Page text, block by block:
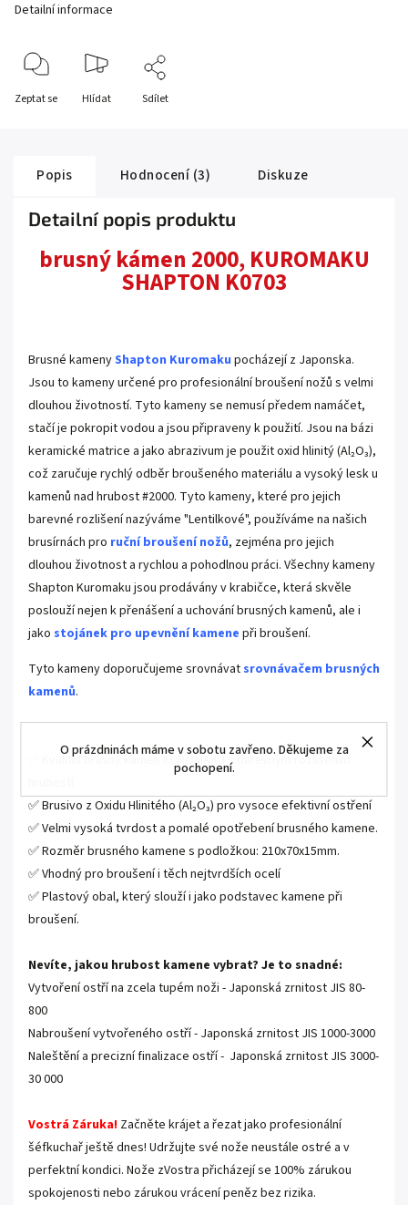
O prázdninách máme v sobotu zavřeno. Děkujeme za
pochopení.
Detailní informace
Zeptat se Hlídat Sdílet
Popis Hodnocení (3) Diskuze
Detailní popis produktu
brusný kámen 2000, KUROMAKU
SHAPTON K0703
Brusné kamenyShapton Kuromaku pocházejí z Japonska.
Jsou to kameny určené pro profesionální broušení nožů s velmi
dlouhou životností. Tyto kameny se nemusí předem namáčet,
stačí je pokropit vodou a jsou připraveny k použití. Jsou na bázi
keramické matrice a jako abrazivum je použit oxid hlinitý (Al₂O₃),
což zaručuje rychlý odběr broušeného materiálu a vysoký lesk u
kamenů nad hrubost #2000. Tyto kameny, které pro jejich
barevné rozlišení nazýváme "Lentilkové", používáme na našich
brusírnách pro ruční broušení nožů, zejména pro jejich
dlouhou životnost a rychlou a pohodlnou práci. Všechny kameny
Shapton Kuromaku jsou prodávány v krabičce, která skvěle
poslouží nejen k přenášení a uchování brusných kamenů, ale i
jako stojánek pro upevnění kamene při broušení.
Tyto kameny doporučujeme srovnávatsrovnávačem brusných
kamenů.
✅ Kvalitní brusný kámen KUROMAKU s barevným rozlišením
✅ Brusivo z Oxidu Hlinitého (Al₂O₃) pro vysoce efektivní ostření
✅ Velmi vysoká tvrdost a pomalé opotřebení brusného kamene.
✅ Rozměr brusného kamene s podložkou: 210x70x15mm.
✅ Vhodný pro broušení i těch nejtvrdších ocelí
✅ Plastový obal, který slouží i jako podstavec kamene při
broušení.
Nevíte, jakou hrubost kamene vybrat? Je to snadné:
Vytvoření ostří na zcela tupém noži - Japonská zrnitost JIS 80-
800
Nabroušení vytvořeného ostří - Japonská zrnitost JIS 1000-3000
Naleštění a precizní finalizace ostří - Japonská zrnitost JIS 3000-
30 000
Vostrá Záruka! Začněte krájet a řezat jako profesionální
šéfkuchař ještě dnes! Udržujte své nože neustále ostré a v
perfektní kondici. Nože zVostra přicházejí se 100% zárukou
spokojenosti nebo zárukou vrácení peněz bez rizika.